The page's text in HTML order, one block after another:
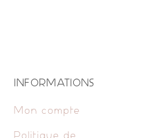
INFORMATIONS
Mon compte